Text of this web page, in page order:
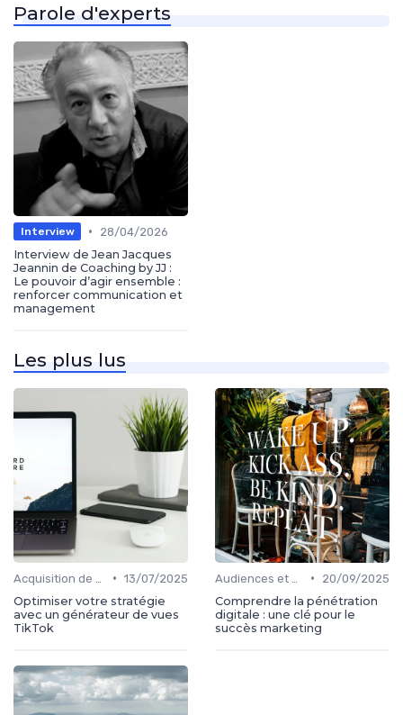
Parole d'experts
Interview •
28/04/2026
Interview de Jean Jacques
Jeannin de Coaching by JJ :
Le pouvoir d’agir ensemble :
renforcer communication et
management
Les plus lus
• 13/07/2025
Optimiser votre stratégie
avec un générateur de vues
TikTok
•
20/09/2025
Comprendre la pénétration
digitale : une clé pour le
succès marketing